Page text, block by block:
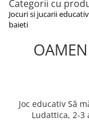
Categorii cu
Jocuri si jucarii
baieti
Joc educativ Să
Ludattica, 2-3